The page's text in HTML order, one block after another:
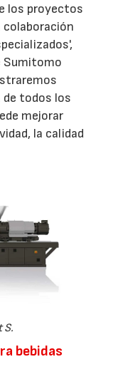
los proyectos
colaboración
Sumitomo
todos los
mejorar
la calidad
S.
bebidas